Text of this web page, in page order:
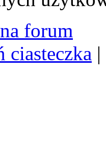
forum
ciasteczka |